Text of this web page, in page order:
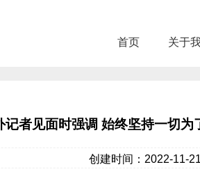
首页 关于
者见面时强调 始终坚持一切
创建时间：2022-11-